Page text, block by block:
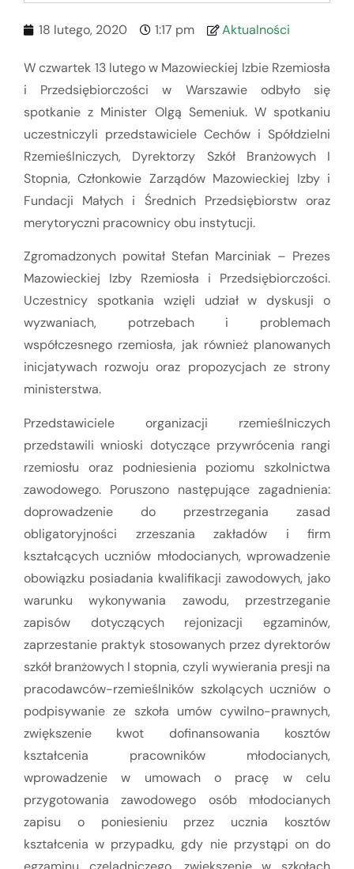
18 lutego, 2020 1:17 pm Aktualności
W czwartek 13 lutego w Mazowieckiej Izbie Rzemiosła
i Przedsiębiorczości w Warszawie odbyło się
spotkanie z Minister Olgą Semeniuk. W spotkaniu
uczestniczyli przedstawiciele Cechów i Spółdzielni
Rzemieślniczych, Dyrektorzy Szkół Branżowych I
Stopnia, Członkowie Zarządów Mazowieckiej Izby i
Fundacji Małych i Średnich Przedsiębiorstw oraz
merytoryczni pracownicy obu instytucji.
Zgromadzonych powitał Stefan Marciniak – Prezes
Mazowieckiej Izby Rzemiosła i Przedsiębiorczości.
Uczestnicy spotkania wzięli udział w dyskusji o
wyzwaniach, potrzebach i problemach
współczesnego rzemiosła, jak również planowanych
inicjatywach rozwoju oraz propozycjach ze strony
ministerstwa.
Przedstawiciele organizacji rzemieślniczych
przedstawili wnioski dotyczące przywrócenia rangi
rzemiosłu oraz podniesienia poziomu szkolnictwa
zawodowego. Poruszono następujące zagadnienia:
doprowadzenie do przestrzegania zasad
obligatoryjności zrzeszania zakładów i firm
kształcących uczniów młodocianych, wprowadzenie
obowiązku posiadania kwalifikacji zawodowych, jako
warunku wykonywania zawodu, przestrzeganie
zapisów dotyczących rejonizacji egzaminów,
zaprzestanie praktyk stosowanych przez dyrektorów
szkół branżowych I stopnia, czyli wywierania presji na
pracodawców-rzemieślników szkolących uczniów o
podpisywanie ze szkoła umów cywilno-prawnych,
zwiększenie kwot dofinansowania kosztów
kształcenia pracowników młodocianych,
wprowadzenie w umowach o pracę w celu
przygotowania zawodowego osób młodocianych
zapisu o poniesieniu przez ucznia kosztów
kształcenia w przypadku, gdy nie przystąpi on do